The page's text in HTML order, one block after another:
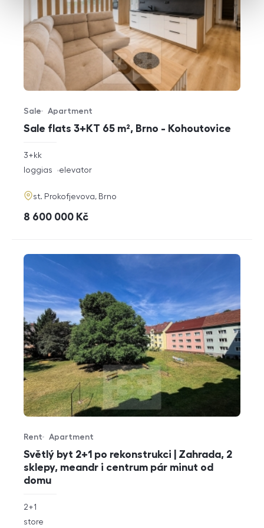
Sale flats 3+KT 65 m², Brno - Kohoutovice
Offer type
Sale
Property type
Apartment
rozměry
disposition
3+kk
funkce
loggias elevator
adresa
st. Prokofjevova, Brno
cena
8 600 000 Kč
Světlý byt 2+1 po rekonstrukci | Zahrada, 2
sklepy, meandr i centrum pár minut od
domu
Offer type
Rent
Property type
Apartment
rozměry
disposition
2+1
funkce
store